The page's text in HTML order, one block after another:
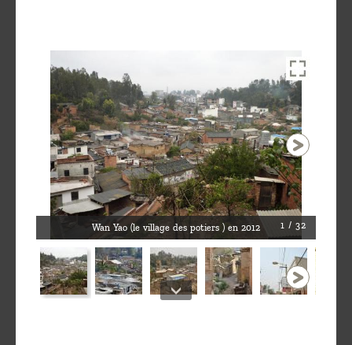
Wan Yao (le village des potiers ) en 2012 1 / 32